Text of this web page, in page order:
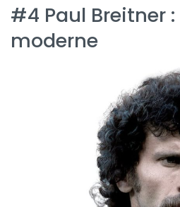
#4 Paul Breitner
moderne